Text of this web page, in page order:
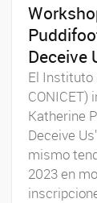
Deceive
El Instituto
CONICET)
Katherine
Deceive
mismo
2023 en